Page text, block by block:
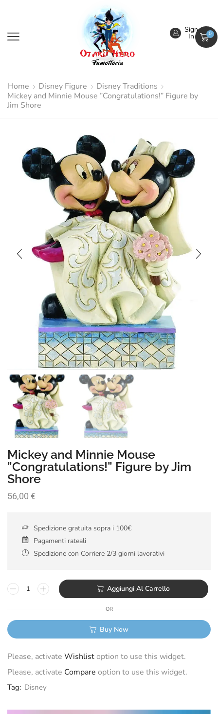
Sign
In 0
Home Disney Figure
Disney Traditions
Mickey and Minnie Mouse ”Congratulations!” Figure by
Jim Shore
Mickey and Minnie Mouse
”Congratulations!” Figure by Jim
Shore
56,00 €
Spedizione gratuita sopra i 100€
Pagamenti rateali
Spedizione con Corriere 2/3 giorni lavorativi
Aggiungi Al Carrello
OR
Buy Now
Please, activate Wishlistoption to use this widget.
Please, activate Compare option to use this widget.
Tag: Disney